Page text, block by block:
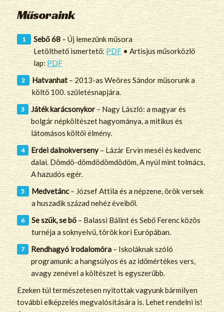
Műsoraink
Sebő 68 – Új lemezünk műsora
Letölthető ismertető: PDF• Artisjus műsorközlő
lap:PDF
Hatvanhat– 2013-as Weöres Sándor műsorunk a
költő 100. születésnapjára.
Játék karácsonykor– Nagy László: a magyar és
bolgár népköltészet hagyománya, a mitikus és
látomásos költői élmény.
Erdei dalnokverseny– Lázár Ervin meséi és kedvenc
dalai. Dömdö-dömdödömdödöm, A nyúl mint tolmács,
A hazudós egér.
Medvetánc– József Attila és a népzene, örök versek
a huszadik század nehéz éveiből.
Se szűk, se bő– Balassi Bálint és Sebő Ferenc közös
turnéja a soknyelvű, török kori Európában.
Rendhagyó irodalomóra– Iskoláknak szóló
programunk: a hangsúlyos és az időmértékes vers,
avagy zenével a költészet is egyszerűbb.
Ezeken túl természetesen nyitottak vagyunk bármilyen
további elképzelés megvalósítására is. Lehet rendelni is!